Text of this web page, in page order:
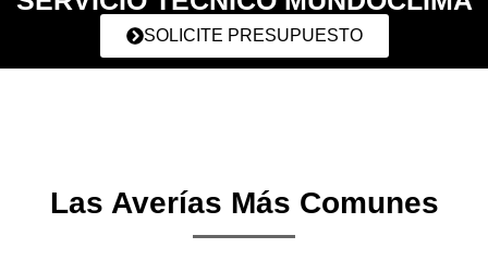
SOLICITE PRESUPUESTO
Las Averías Más Comunes